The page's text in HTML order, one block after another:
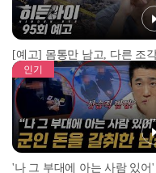
인기